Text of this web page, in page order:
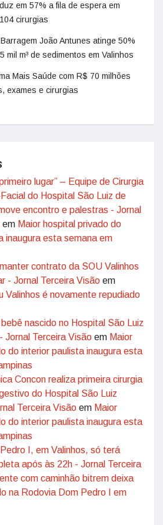
em 57% a fila de espera em
cirurgias
João Antunes atinge 50%
mil m³ de sedimentos em Valinhos
Mais Saúde com R$ 70 milhões
exames e cirurgias
lugar” – Equipe de Cirurgia
do Hospital São Luiz de
encontro e palestras - Jornal
em Maior hospital privado do
inaugura esta semana em
contrato da SOU Valinhos
- Jornal Terceira Visão em
Valinhos é novamente repudiado
nascido no Hospital São Luiz
Jornal Terceira Visão em Maior
do interior paulista inaugura esta
Concon realiza primeira cirurgia
do Hospital São Luiz
Terceira Visão em Maior
do interior paulista inaugura esta
I, em Valinhos, só terá
após às 22h - Jornal Terceira
com caminhão bitrem deixa
na Rodovia Dom Pedro I em